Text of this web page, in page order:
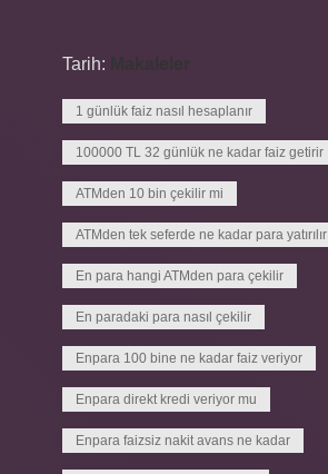
Tarih:
1 günlük faiz nasıl hesaplanır
100000 TL 32 günlük ne kadar faiz getirir
ATMden 10 bin çekilir mi
ATMden tek seferde ne kadar para yatırılır
En para hangi ATMden para çekilir
En paradaki para nasıl çekilir
Enpara 100 bine ne kadar faiz veriyor
Enpara direkt kredi veriyor mu
Enpara faizsiz nakit avans ne kadar